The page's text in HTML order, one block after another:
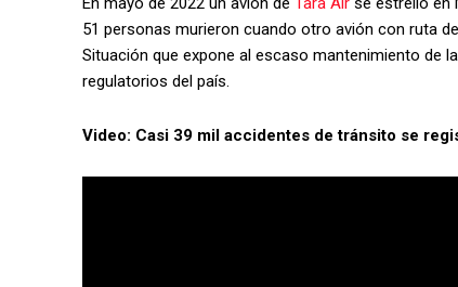
51 personas murieron cuando otro avión con ruta
Situación que expone al escaso mantenimiento de
regulatorios del país.
Video: Casi 39 mil accidentes de tránsito se